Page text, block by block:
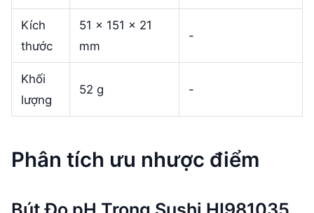
Kích
thước
51 x 151 x 21
mm
-
Khối
lượng
52 g -
Phân tích ưu nhược điểm